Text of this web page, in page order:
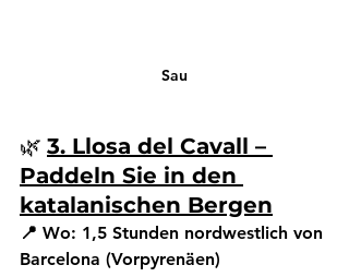
Sau
🌿 3. Llosa del Cavall –
Paddeln Sie in den
katalanischen Bergen
📍 Wo: 1,5 Stunden nordwestlich von
Barcelona (Vorpyrenäen)